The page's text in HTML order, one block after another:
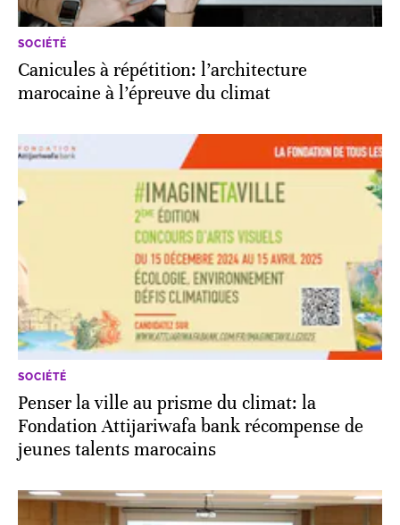
SOCIÉTÉ
Canicules à répétition: l’architecture
marocaine à l’épreuve du climat
SOCIÉTÉ
Penser la ville au prisme du climat: la
Fondation Attijariwafa bank récompense de
jeunes talents marocains